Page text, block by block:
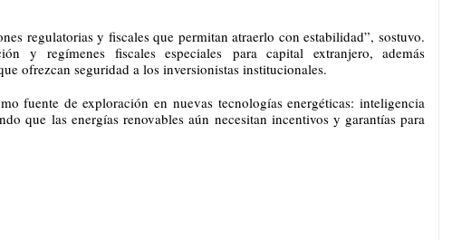
regulatorias y fiscales que permitan atraerlo con estabilidad”, sostuvo.
y regímenes fiscales especiales para capital extranjero, además
ofrezcan seguridad a los inversionistas institucionales.
fuente de exploración en nuevas tecnologías energéticas: inteligencia
que las energías renovables aún necesitan incentivos y garantías para